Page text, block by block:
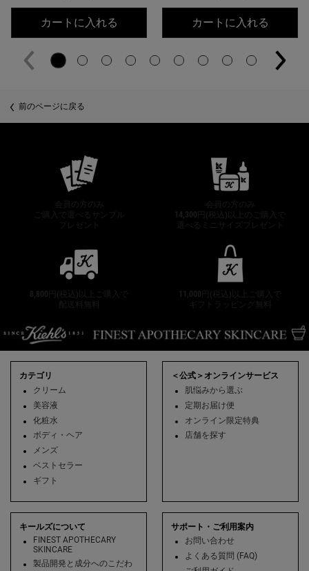
カートに入れる キールズ アイクリーム PW
カートに入れる
前のページに戻る
会員の方のみ
ご購入で選べるサンプル
会員の方のみ
14,300円(税込)以上のご購入で
選べるミニサイズプレゼント
8,800円(税込)以上ご購入で
11,000円(税込)以上ご購入で
カテゴリ
クリーム
美容液
化粧水
ボディ・ヘア
メンズ
ベストセラー
ギフト
＜公式＞オンラインサービス
肌悩みから選ぶ
定期お届け便
オンライン限定特典
店舗を探す
キールズについて
FINEST APOTHECARY
SKINCARE
製品開発と成分へのこだわ
サポート・ご利用案内
お問い合わせ
よくある質問 (FAQ)